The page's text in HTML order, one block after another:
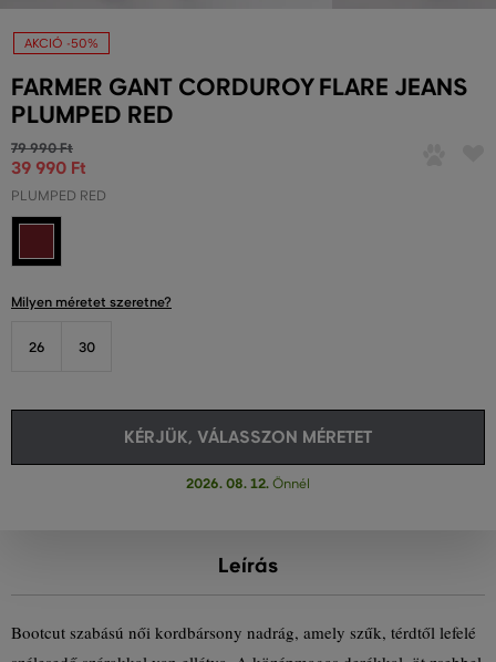
AKCIÓ -50%
FARMER GANT CORDUROY FLARE JEANS
PLUMPED RED
79 990 Ft
39 990 Ft
PLUMPED RED
Milyen méretet szeretne?
26 30
KÉRJÜK, VÁLASSZON MÉRETET
2026. 08. 12. Önnél
Leírás
Bootcut szabású női kordbársony nadrág, amely szűk, térdtől lefelé